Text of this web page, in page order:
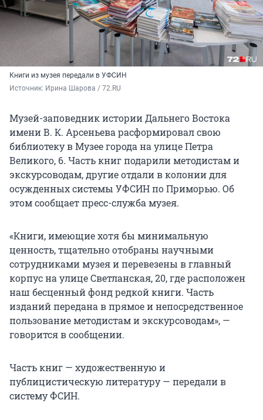
Книги из музея передали в УФСИН
Источник: Ирина Шарова / 72.RU
Музей-заповедник истории Дальнего Востока
имени В. К. Арсеньева расформировал свою
библиотеку в Музее города на улице Петра
Великого, 6. Часть книг подарили методистам и
экскурсоводам, другие отдали в колонии для
осужденных системы УФСИН по Приморью. Об
этом сообщает пресс-служба музея.
«Книги, имеющие хотя бы минимальную
ценность, тщательно отобраны научными
сотрудниками музея и перевезены в главный
корпус на улице Светланская, 20, где расположен
наш бесценный фонд редкой книги. Часть
изданий передана в прямое и непосредственное
пользование методистам и экскурсоводам», —
говорится в сообщении.
Часть книг — художественную и
публицистическую литературу — передали в
систему ФСИН.